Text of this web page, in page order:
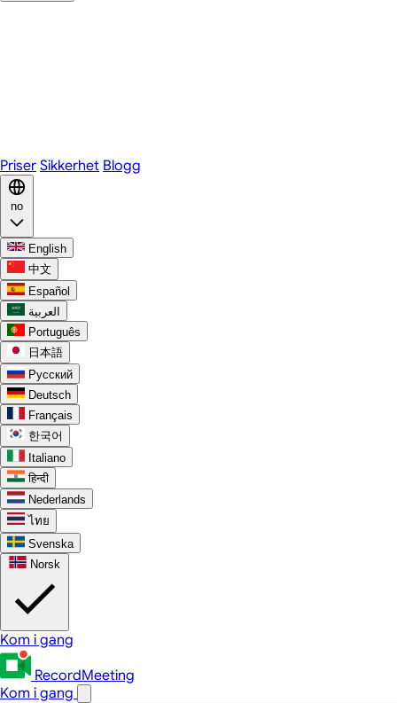
Priser Sikkerhet Blogg
no
English
中文
Español
العربية
Português
日本語
Русский
Deutsch
Français
한국어
Italiano
हिन्दी
Nederlands
ไทย
Svenska
Norsk
Kom i gang
RecordMeeting
Kom i gang